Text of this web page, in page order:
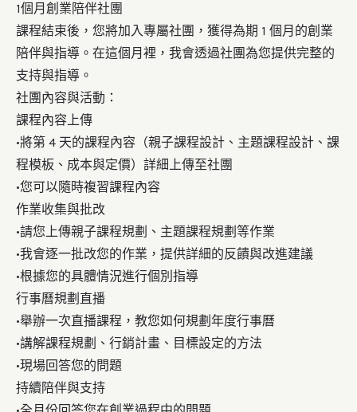
1個月創業陪伴社團
課程結束後，您將加入專屬社團，獲得為期 1 個月的創業
陪伴與指導。在這個月裡，我會透過社團為您提供完整的
支持與指導。
社團內容與活動：
課程內容上傳
•將第 4 天的課程內容（親子課程設計、主題課程設計、課
程模板、成本與定價）詳細上傳至社團
•您可以隨時複習課程內容
作業收集與批改
•請您上傳親子課程規劃、主題課程規劃等作業
•我會逐一批改您的作業，提供詳細的反饋與改進建議
•根據您的具體情況進行個別指導
行事曆規劃直播
•舉辦一次直播課程，教您如何規劃年度行事曆
•講解課程規劃、行銷計畫、目標設定的方法
•現場回答您的問題
持續陪伴與支持